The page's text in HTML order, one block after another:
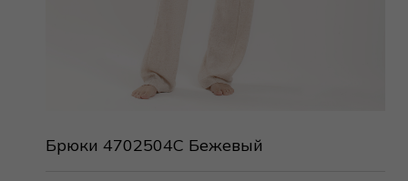
Брюки 4702504C Бежевый